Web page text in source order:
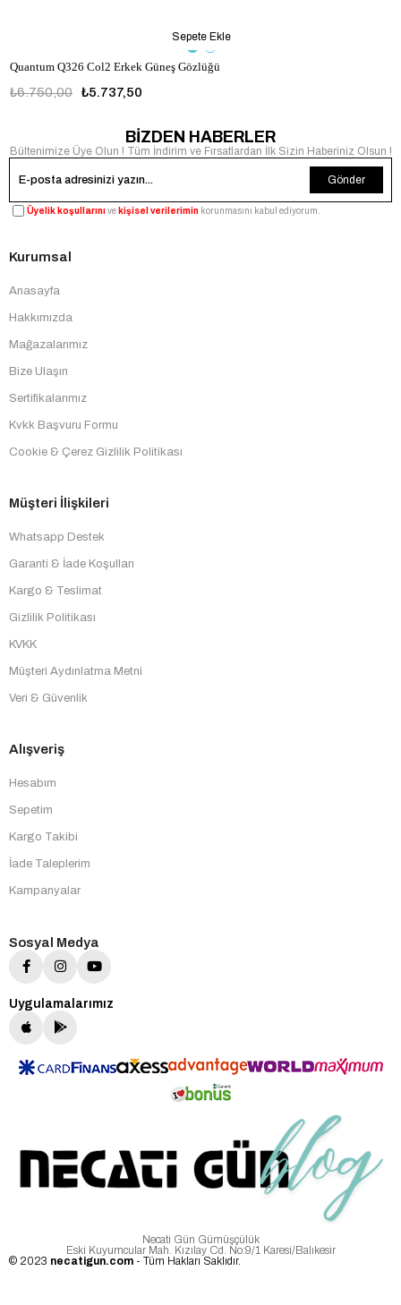
Quantum Q326 Col2 Erkek Güneş Gözlüğü
₺5.737,50
₺6.750,00
Sepete Ekle
BİZDEN HABERLER
Bültenimize Üye Olun ! Tüm İndirim ve Fırsatlardan İlk Sizin Haberiniz Olsun !
Gönder
Üyelik koşullarınıve kişisel verilerimin korunmasını kabul ediyorum.
Kurumsal
Anasayfa
Hakkımızda
Mağazalarımız
Bize Ulaşın
Sertifikalarımız
Kvkk Başvuru Formu
Cookie & Çerez Gizlilik Politikası
Müşteri İlişkileri
Whatsapp Destek
Garanti & İade Koşulları
Kargo & Teslimat
Gizlilik Politikası
KVKK
Müşteri Aydınlatma Metni
Veri & Güvenlik
Alışveriş
Hesabım
Sepetim
Kargo Takibi
İade Taleplerim
Kampanyalar
Sosyal Medya
Uygulamalarımız
Necati Gün Gümüşçülük
Eski Kuyumcular Mah. Kızılay Cd. No:9/1 Karesi/Balıkesir
© 2023 necatigun.com - Tüm Hakları Saklıdır.